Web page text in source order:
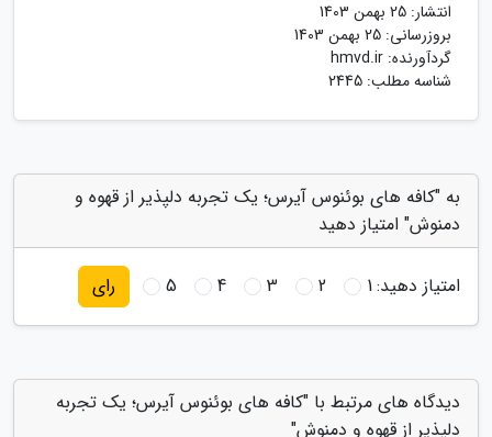
انتشار: 25 بهمن 1403
بروزرسانی: 25 بهمن 1403
گردآورنده: hmvd.ir
شناسه مطلب: 2445
به "کافه های بوئنوس آیرس؛ یک تجربه دلپذیر از قهوه و
دمنوش" امتیاز دهید
امتیاز دهید:1
2
3
4
5 رای
دیدگاه های مرتبط با "کافه های بوئنوس آیرس؛ یک تجربه
دلپذیر از قهوه و دمنوش"